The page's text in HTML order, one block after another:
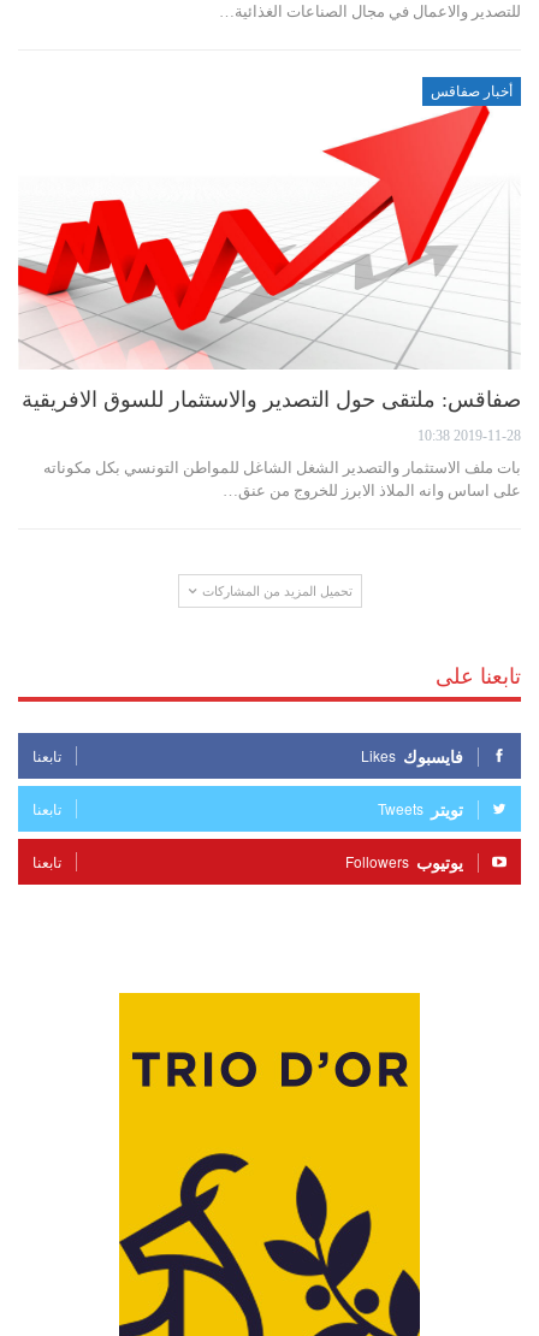
للتصدير والاعمال في مجال الصناعات الغذائية…
أخبار صفاقس
صفاقس: ملتقى حول التصدير والاستثمار للسوق الافريقية
2019-11-28 10:38
بات ملف الاستثمار والتصدير الشغل الشاغل للمواطن التونسي بكل مكوناته
على اساس وانه الملاذ الابرز للخروج من عنق…
تحميل المزيد من المشاركات
تابعنا على
فايسبوك Likes تابعنا
تويتر Tweets تابعنا
يوتيوب Followers تابعنا